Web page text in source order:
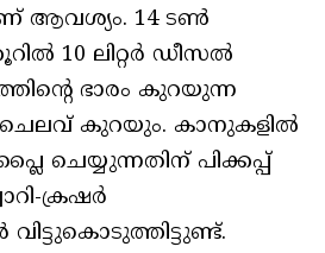
ആവശ്യം. 14 ടണ്‍
10 ലിറ്റര്‍ ഡീസല്‍
ഭാരം കുറയുന്ന
കുറയും. കാനുകളില്‍
ചെയ്യുന്നതിന് പിക്കപ്പ്
ക്രഷര്‍